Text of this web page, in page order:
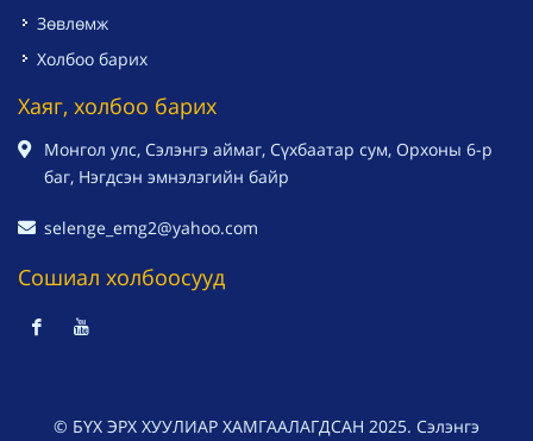
Зөвлөмж
Холбоо барих
Хаяг, холбоо барих
Монгол улс, Сэлэнгэ аймаг, Сүхбаатар сум, Орхоны 6-р
баг, Нэгдсэн эмнэлэгийн байр
selenge_emg2@yahoo.com
Сошиал холбоосууд
© БҮХ ЭРХ ХУУЛИАР ХАМГААЛАГДСАН 2025. Сэлэнгэ